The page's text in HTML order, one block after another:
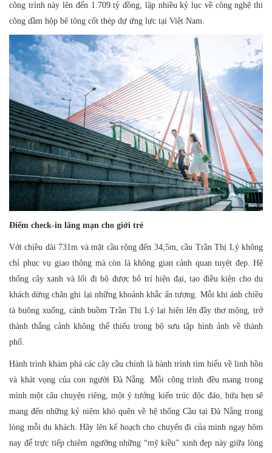
công trình này lên đến 1.709 tỷ đồng, lập nhiều kỷ lục về công nghệ thi
công dầm hộp bê tông cốt thép dự ứng lực tại Việt Nam.
Điểm check-in lãng mạn cho giới trẻ
Với chiều dài 731m và mặt cầu rộng đến 34,5m, cầu Trần Thị Lý không
chỉ phục vụ giao thông mà còn là không gian cảnh quan tuyệt đẹp. Hệ
thống cây xanh và lối đi bộ được bố trí hiện đại, tạo điều kiện cho du
khách dừng chân ghi lại những khoảnh khắc ấn tượng. Mỗi khi ánh chiều
tà buông xuống, cánh buồm Trần Thị Lý lại hiện lên đầy thơ mộng, trở
thành thắng cảnh không thể thiếu trong bộ sưu tập hình ảnh về thành
phố.
Hành trình khám phá các cây cầu chính là hành trình tìm hiểu về linh hồn
và khát vọng của con người Đà Nẵng. Mỗi công trình đều mang trong
mình một câu chuyện riêng, một ý tưởng kiến trúc độc đáo, hứa hẹn sẽ
mang đến những kỷ niệm khó quên về hệ thống Cầu tại Đà Nẵng trong
lòng mỗi du khách. Hãy lên kế hoạch cho chuyến đi của mình ngay hôm
nay để trực tiếp chiêm ngưỡng những “mỹ kiều” xinh đẹp này giữa lòng